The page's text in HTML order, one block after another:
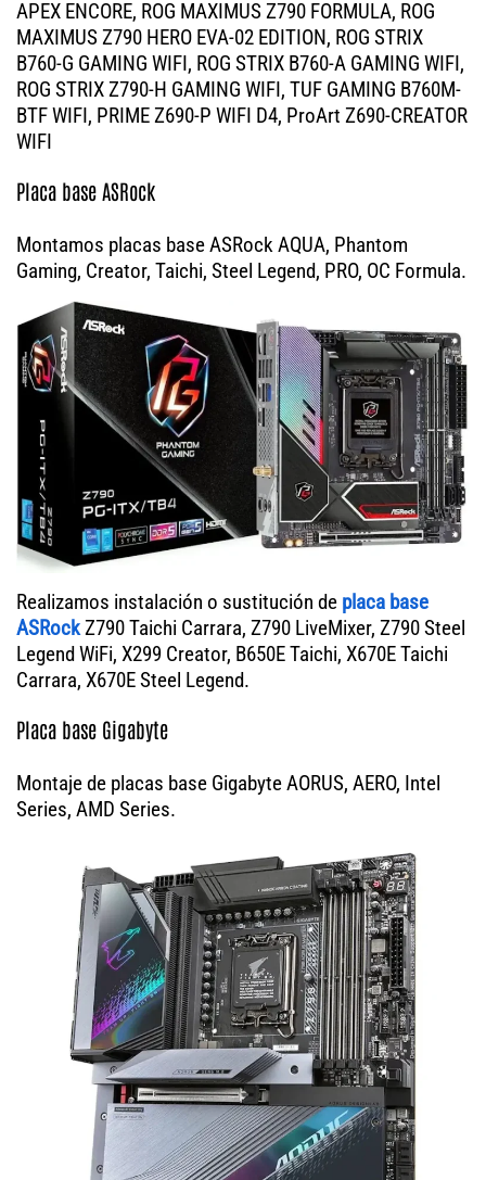
APEX ENCORE, ROG MAXIMUS Z790 FORMULA, ROG
MAXIMUS Z790 HERO EVA-02 EDITION, ROG STRIX
B760-G GAMING WIFI, ROG STRIX B760-A GAMING WIFI,
ROG STRIX Z790-H GAMING WIFI, TUF GAMING B760M-
BTF WIFI, PRIME Z690-P WIFI D4, ProArt Z690-CREATOR
WIFI
Placa base ASRock
Montamos placas base ASRock AQUA, Phantom
Gaming, Creator, Taichi, Steel Legend, PRO, OC Formula.
Realizamos instalación o sustitución de placa base
ASRockZ790 Taichi Carrara, Z790 LiveMixer, Z790 Steel
Legend WiFi, X299 Creator, B650E Taichi, X670E Taichi
Carrara, X670E Steel Legend.
Placa base Gigabyte
Montaje de placas base Gigabyte AORUS, AERO, Intel
Series, AMD Series.